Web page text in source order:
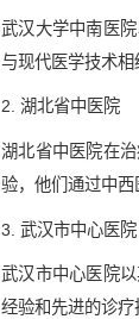
武汉大学中南医
与现代医学技术相
2. 湖北省中医院
湖北省中医院在
验，他们通过中西
3. 武汉市中心医院
武汉市中心医院
经验和先进的诊疗